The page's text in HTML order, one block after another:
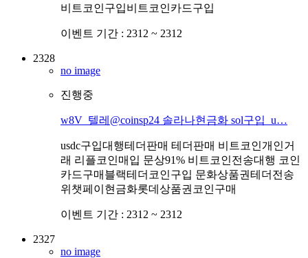
비트코인구입비트코인카드구입
이벤트 기간 : 2312 ~ 2312
2328
no image
진행중
w8V_텔레@coinsp24 솔라나현금화 sol구입_u…
usdc구입대행테더판매 테더판매 비트코인개인거
래 리플코인매입 문상91% 비트코인전송대행 코인
카드구매블랙테더코인구입 문화상품권테더전송
위챗페이현금화롯데상품권코인구매
이벤트 기간 : 2312 ~ 2312
2327
no image